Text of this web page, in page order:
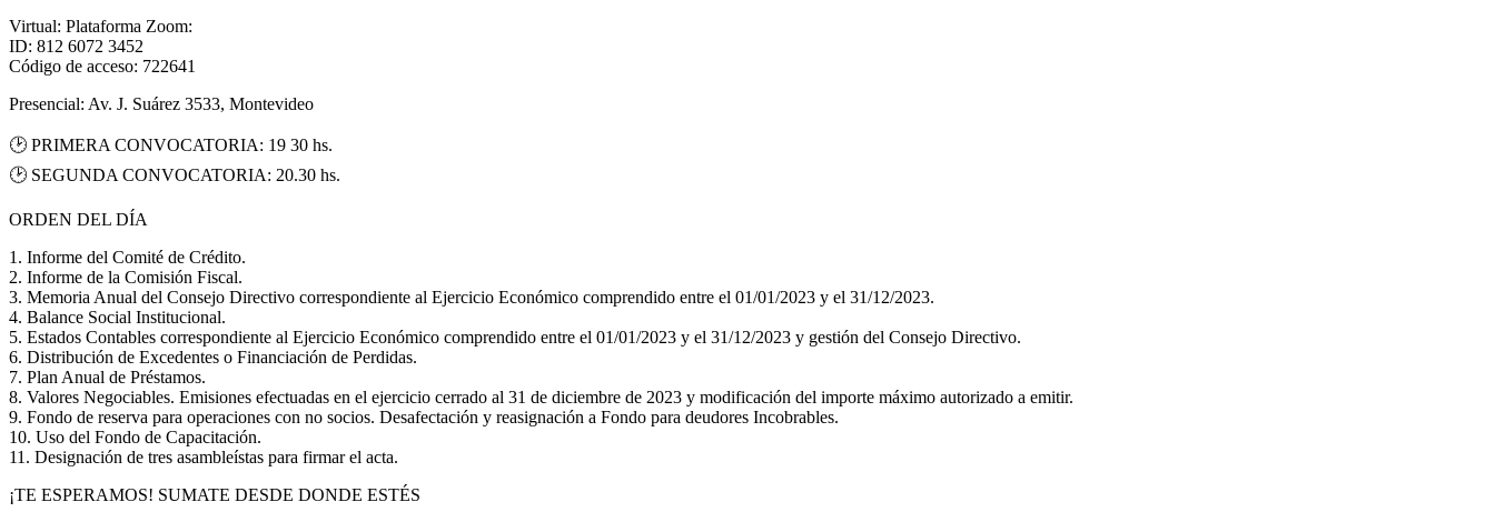
Virtual: Plataforma Zoom:
ID: 812 6072 3452
Código de acceso: 722641
Presencial: Av. J. Suárez 3533, Montevideo
🕑 PRIMERA CONVOCATORIA: 19 30 hs.
🕑 SEGUNDA CONVOCATORIA: 20.30 hs.
ORDEN DEL DÍA
1. Informe del Comité de Crédito.
2. Informe de la Comisión Fiscal.
3. Memoria Anual del Consejo Directivo correspondiente al Ejercicio Económico comprendido entre el 01/01/2023 y el 31/12/2023.
4. Balance Social Institucional.
5. Estados Contables correspondiente al Ejercicio Económico comprendido entre el 01/01/2023 y el 31/12/2023 y gestión del Consejo Directivo.
6. Distribución de Excedentes o Financiación de Perdidas.
7. Plan Anual de Préstamos.
8. Valores Negociables. Emisiones efectuadas en el ejercicio cerrado al 31 de diciembre de 2023 y modificación del importe máximo autorizado a emitir.
9. Fondo de reserva para operaciones con no socios. Desafectación y reasignación a Fondo para deudores Incobrables.
10. Uso del Fondo de Capacitación.
11. Designación de tres asambleístas para firmar el acta.
¡TE ESPERAMOS! SUMATE DESDE DONDE ESTÉS